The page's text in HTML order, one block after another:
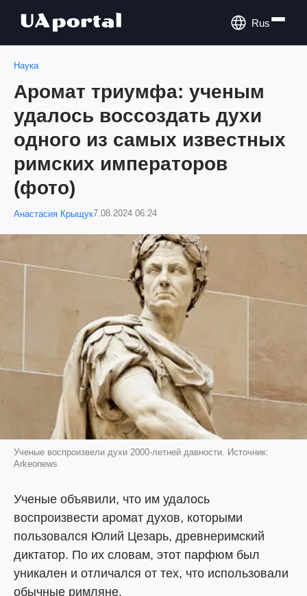
Rus
Наука
Аромат триумфа: ученым
удалось воссоздать духи
одного из самых известных
римских императоров
(фото)
Анастасия Крыщук7.08.2024 06:24
Ученые воспроизвели духи 2000-летней давности. Источник:
Arkeonews
Ученые объявили, что им удалось
воспроизвести аромат духов, которыми
пользовался Юлий Цезарь, древнеримский
диктатор. По их словам, этот парфюм был
уникален и отличался от тех, что использовали
обычные римляне.